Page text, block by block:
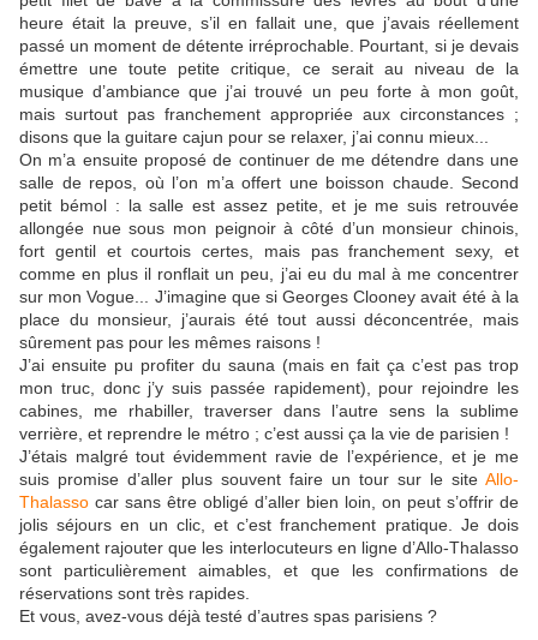
heure était la preuve, s’il en fallait une, que j’avais réellement
passé un moment de détente irréprochable. Pourtant, si je devais
émettre une toute petite critique, ce serait au niveau de la
musique d’ambiance que j’ai trouvé un peu forte à mon goût,
mais surtout pas franchement appropriée aux circonstances ;
disons que la guitare cajun pour se relaxer, j’ai connu mieux...
On m’a ensuite proposé de continuer de me détendre dans une
salle de repos, où l’on m’a offert une boisson chaude. Second
petit bémol : la salle est assez petite, et je me suis retrouvée
allongée nue sous mon peignoir à côté d’un monsieur chinois,
fort gentil et courtois certes, mais pas franchement sexy, et
comme en plus il ronflait un peu, j’ai eu du mal à me concentrer
sur mon Vogue... J’imagine que si Georges Clooney avait été à la
place du monsieur, j’aurais été tout aussi déconcentrée, mais
sûrement pas pour les mêmes raisons !
J’ai ensuite pu profiter du sauna (mais en fait ça c’est pas trop
mon truc, donc j’y suis passée rapidement), pour rejoindre les
cabines, me rhabiller, traverser dans l’autre sens la sublime
verrière, et reprendre le métro ; c’est aussi ça la vie de parisien !
J’étais malgré tout évidemment ravie de l’expérience, et je me
suis promise d’aller plus souvent faire un tour sur le site Allo-
Thalasso car sans être obligé d’aller bien loin, on peut s’offrir de
jolis séjours en un clic, et c’est franchement pratique. Je dois
également rajouter que les interlocuteurs en ligne d’Allo-Thalasso
sont particulièrement aimables, et que les confirmations de
réservations sont très rapides.
Et vous, avez-vous déjà testé d’autres spas parisiens ?